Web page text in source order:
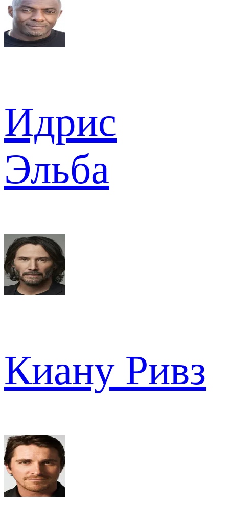
Идрис
Эльба
Киану Ривз